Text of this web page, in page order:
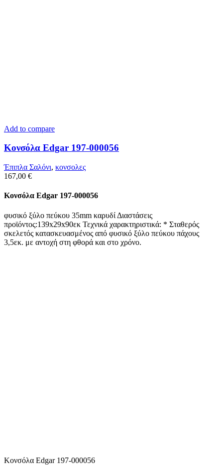
Add to compare
Κονσόλα Edgar 197-000056
Έπιπλα Σαλόνι, κονσολες
167,00 €
Κονσόλα Edgar 197-000056
φυσικό ξύλο πεύκου 35mm καρυδί Διαστάσεις
προϊόντος:139x29x90εκ Τεχνικά χαρακτηριστικά: * Σταθερός
σκελετός κατασκευασμένος από φυσικό ξύλο πεύκου πάχους
3,5εκ. με αντοχή στη φθορά και στο χρόνο.
Κονσόλα Edgar 197-000056